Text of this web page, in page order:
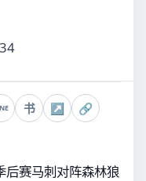
书 ↗ 🔗
后赛马刺对阵森林狼